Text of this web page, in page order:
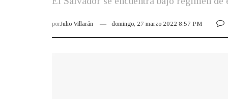
porJulio Villarán domingo, 27 marzo 2022 8:57 PM